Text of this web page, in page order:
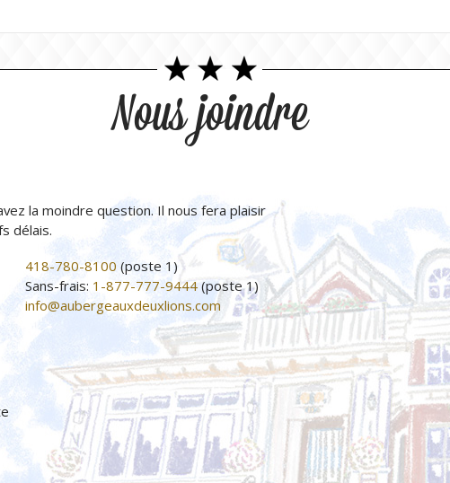
Nous joindre
la moindre question. Il nous fera plaisir
délais.
418-780-8100 (poste 1)
Sans-frais: 1-877-777-9444 (poste 1)
info@aubergeauxdeuxlions.com